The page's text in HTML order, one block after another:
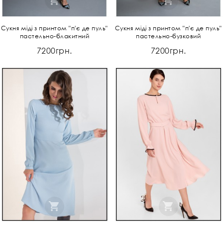
Сукня міді з принтом "п'є де пуль"
пастельно-блакитний
7200грн.
Сукня міді з принтом "п'є де пуль"
пастельно-бузковий
7200грн.